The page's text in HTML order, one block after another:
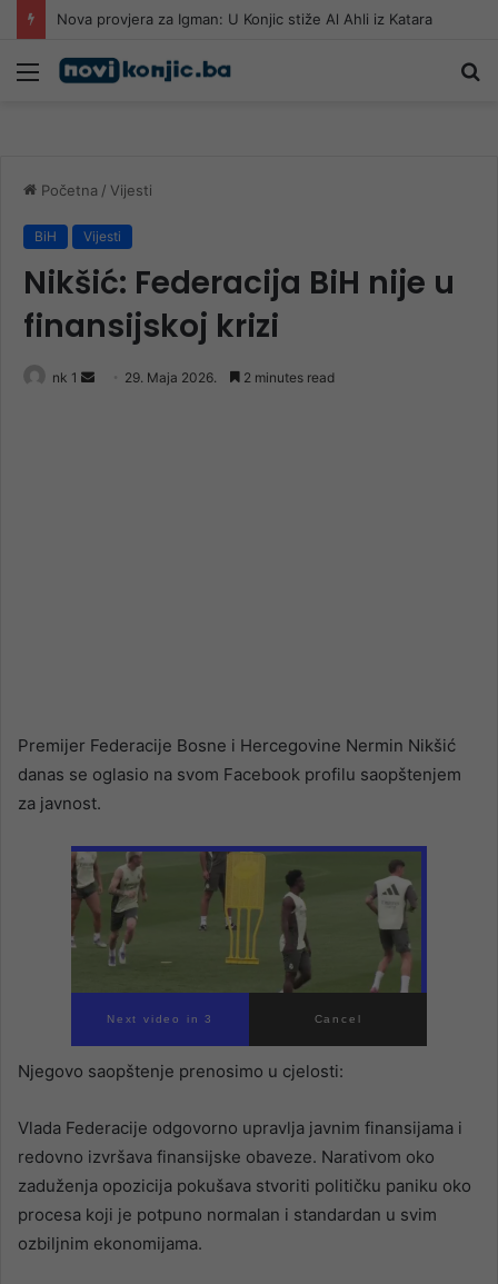
Nova provjera za Igman: U Konjic stiže Al Ahli iz Katara
Meni
Početna / Vijesti
BiH Vijesti
Nikšić: Federacija BiH nije u
finansijskoj krizi
nk 1
Send 29. Maja 2026. 2 minutes read
Premijer Federacije Bosne i Hercegovine Nermin Nikšić
danas se oglasio na svom Facebook profilu saopštenjem
za javnost.
Next video in 2 Cancel
Njegovo saopštenje prenosimo u cjelosti:
Vlada Federacije odgovorno upravlja javnim finansijama i
redovno izvršava finansijske obaveze. Narativom oko
zaduženja opozicija pokušava stvoriti političku paniku oko
procesa koji je potpuno normalan i standardan u svim
ozbiljnim ekonomijama.